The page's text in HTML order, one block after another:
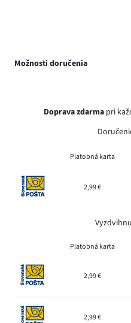
Možnosti doručenia
Doprava zdarma pri
Platobná karta
2,99 €
Platobná karta
2,99 €
2,99 €